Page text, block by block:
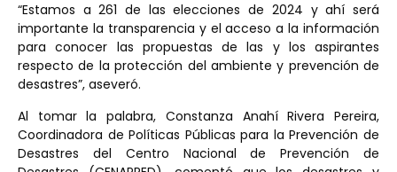
“Estamos a 261 de las elecciones de 2024 y ahí será
importante la transparencia y el acceso a la información
para conocer las propuestas de las y los aspirantes
respecto de la protección del ambiente y prevención de
desastres”, aseveró.
Al tomar la palabra, Constanza Anahí Rivera Pereira,
Coordinadora de Políticas Públicas para la Prevención de
Desastres del Centro Nacional de Prevención de